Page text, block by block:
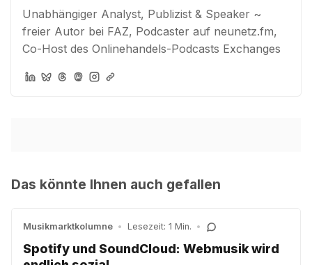
Unabhängiger Analyst, Publizist & Speaker ~
freier Autor bei FAZ, Podcaster auf neunetz.fm,
Co-Host des Onlinehandels-Podcasts Exchanges
Das könnte Ihnen auch gefallen
Musikmarktkolumne • Lesezeit: 1 Min. •
Spotify und SoundCloud: Webmusik wird